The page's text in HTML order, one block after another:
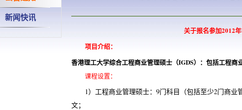
新闻快讯
关于报名参加2012
项目介绍：
香港理工大学综合工程商业管理硕士（IGDS）：包括工程商
课程设置：
1）工程商业管理硕士：9门科目（包括至少2门商
文；